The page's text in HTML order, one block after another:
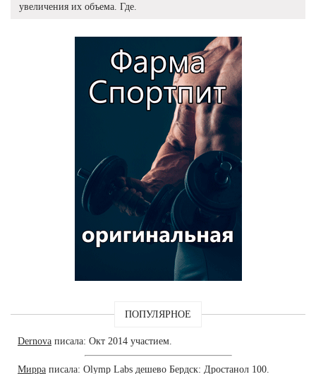
увеличения их объема. Где.
ПОПУЛЯРНОЕ
Dernova писала: Окт 2014 участием.
Мирра писала: Olymp Labs дешево Бердск: Дростанол 100.